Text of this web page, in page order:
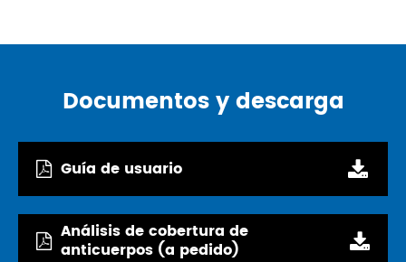
Documentos y descarga
Guía de usuario
Análisis de cobertura de
anticuerpos (a pedido)